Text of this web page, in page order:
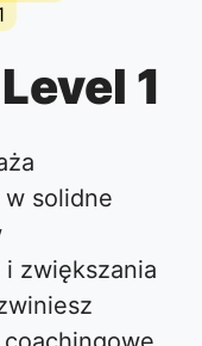
1
solidne
zwiększania